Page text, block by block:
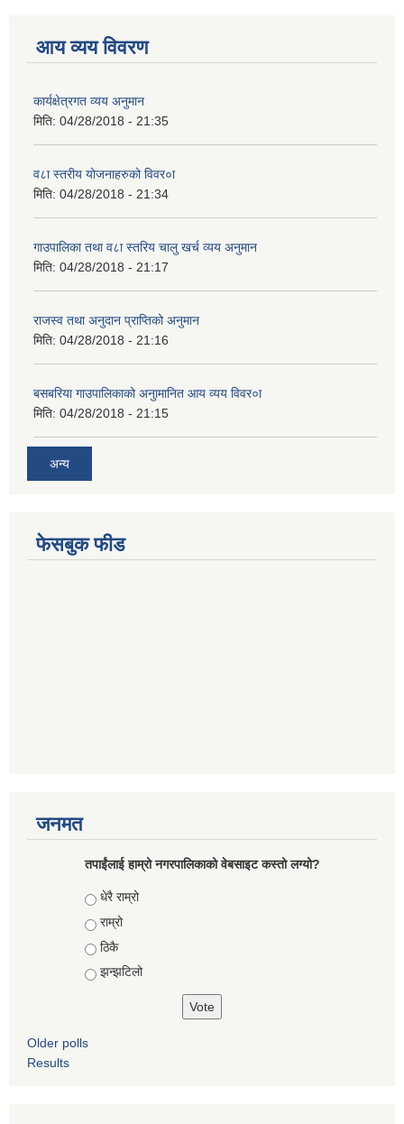
आय व्यय विवरण
कार्यक्षेत्रगत व्यय अनुमान
मिति: 04/28/2018 - 21:35
व८ा स्तरीय योजनाहरुको विवर०ा
मिति: 04/28/2018 - 21:34
गाउपालिका तथा व८ा स्तरिय चालु खर्च व्यय अनुमान
मिति: 04/28/2018 - 21:17
राजस्व तथा अनुदान प्राप्तिको अनुमान
मिति: 04/28/2018 - 21:16
बसबरिया गाउपालिकाको अनुामानित आय व्यय विवर०ा
मिति: 04/28/2018 - 21:15
अन्य
फेसबुक फीड
जनमत
तपाईंलाई हाम्रो नगरपालिकाको वेबसाइट कस्तो लग्यो?
Choices
धेरै राम्रो
राम्रो
ठिकै
झन्झटिलो
Older polls
Results